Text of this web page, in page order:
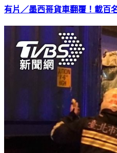
有片／墨西哥貨車翻覆！載百